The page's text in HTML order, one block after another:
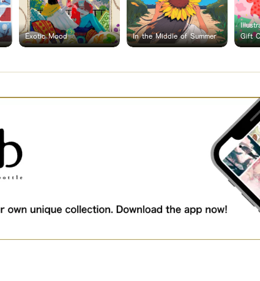
Exotic Mood In the Middle of Summer
Gift